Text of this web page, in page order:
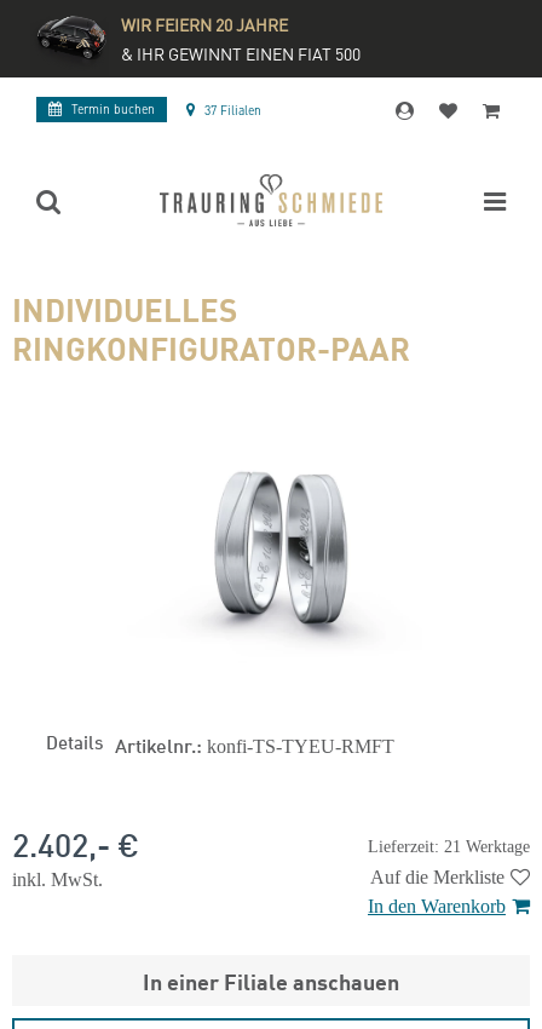
WIR FEIERN 20 JAHRE
& IHR GEWINNT EINEN FIAT 500
Termin buchen 37 Filialen
INDIVIDUELLES
RINGKONFIGURATOR-PAAR
Details Artikelnr.: konfi-TS-TYEU-RMFT
Lieferzeit: 21 Werktage
2.402,- €
inkl. MwSt.
Auf die Merkliste
In den Warenkorb
In einer Filiale anschauen